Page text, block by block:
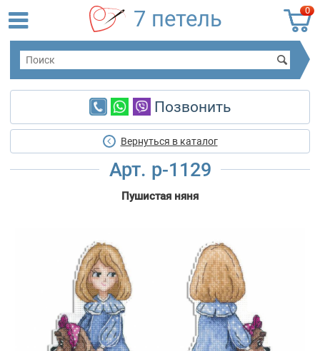
0
7 петель
Позвонить
Вернуться в каталог
Арт. р-1129
Пушистая няня